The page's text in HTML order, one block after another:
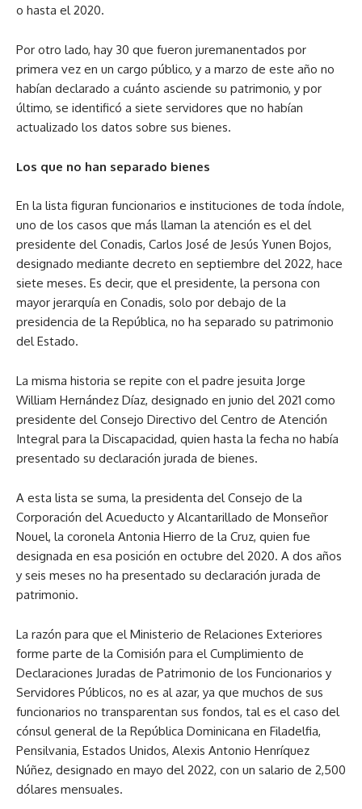
o hasta el 2020.
Por otro lado, hay 30 que fueron juremanentados por
primera vez en un cargo público, y a marzo de este año no
habían declarado a cuánto asciende su patrimonio, y por
último, se identificó a siete servidores que no habían
actualizado los datos sobre sus bienes.
Los que no han separado bienes
En la lista figuran funcionarios e instituciones de toda índole,
uno de los casos que más llaman la atención es el del
presidente del Conadis, Carlos José de Jesús Yunen Bojos,
designado mediante decreto en septiembre del 2022, hace
siete meses. Es decir, que el presidente, la persona con
mayor jerarquía en Conadis, solo por debajo de la
presidencia de la República, no ha separado su patrimonio
del Estado.
La misma historia se repite con el padre jesuita Jorge
William Hernández Díaz, designado en junio del 2021 como
presidente del Consejo Directivo del Centro de Atención
Integral para la Discapacidad, quien hasta la fecha no había
presentado su declaración jurada de bienes.
A esta lista se suma, la presidenta del Consejo de la
Corporación del Acueducto y Alcantarillado de Monseñor
Nouel, la coronela Antonia Hierro de la Cruz, quien fue
designada en esa posición en octubre del 2020. A dos años
y seis meses no ha presentado su declaración jurada de
patrimonio.
La razón para que el Ministerio de Relaciones Exteriores
forme parte de la Comisión para el Cumplimiento de
Declaraciones Juradas de Patrimonio de los Funcionarios y
Servidores Públicos, no es al azar, ya que muchos de sus
funcionarios no transparentan sus fondos, tal es el caso del
cónsul general de la República Dominicana en Filadelfia,
Pensilvania, Estados Unidos, Alexis Antonio Henríquez
Núñez, designado en mayo del 2022, con un salario de 2,500
dólares mensuales.